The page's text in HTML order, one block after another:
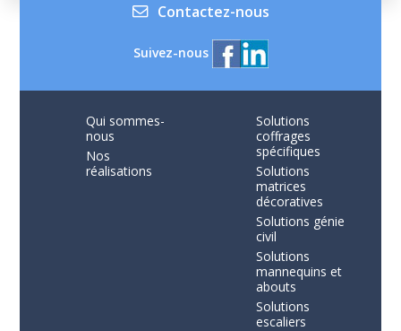
Contactez-nous
Suivez-nous
Qui sommes-
nous
Nos
réalisations
Solutions
coffrages
spécifiques
Solutions
matrices
décoratives
Solutions génie
civil
Solutions
mannequins et
abouts
Solutions
escaliers